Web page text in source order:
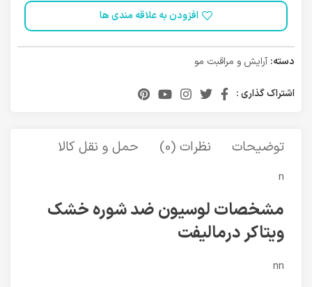
افزودن به علاقه مندی ها
دسته: آرایش و مراقبت مو
اشتراک گذاری :
توضیحات نظرات (0) حمل و نقل کالا
n
مشخصات لوسیون ضد شوره خشک
ویتاکر درمالیفت
nn